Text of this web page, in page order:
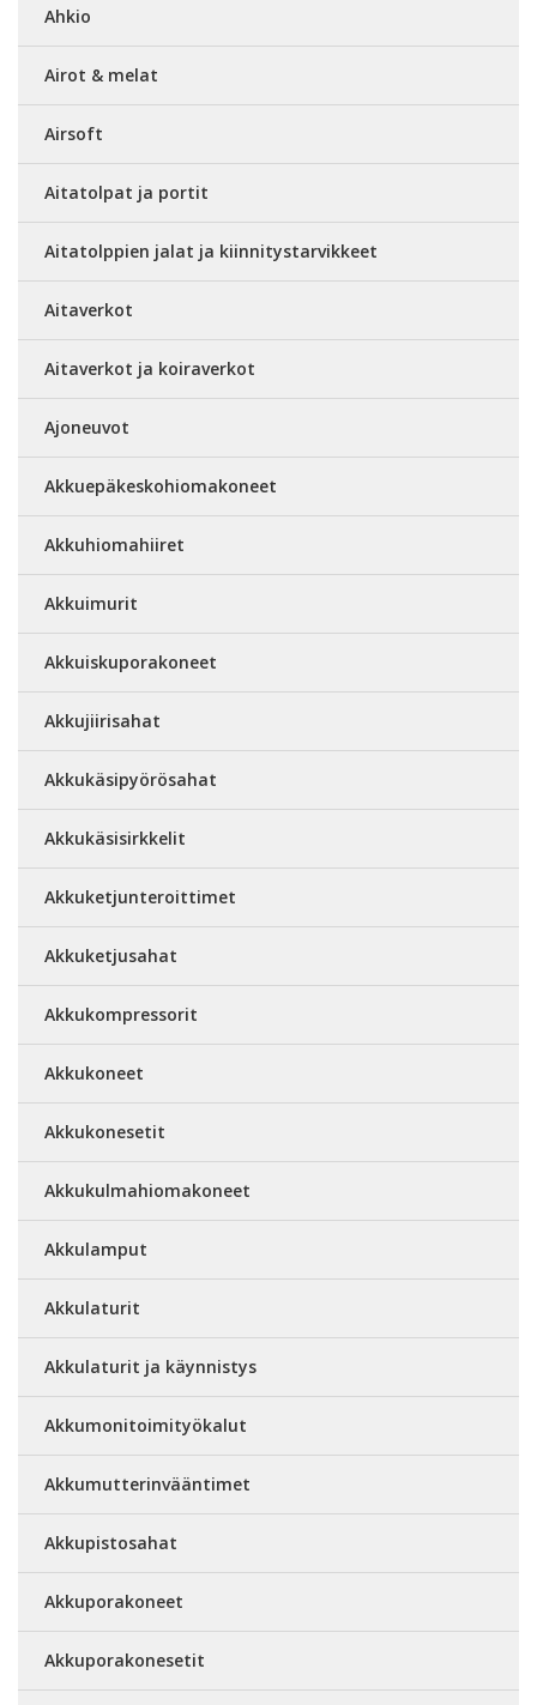
Ahkio
Airot & melat
Airsoft
Aitatolpat ja portit
Aitatolppien jalat ja kiinnitystarvikkeet
Aitaverkot
Aitaverkot ja koiraverkot
Ajoneuvot
Akkuepäkeskohiomakoneet
Akkuhiomahiiret
Akkuimurit
Akkuiskuporakoneet
Akkujiirisahat
Akkukäsipyörösahat
Akkukäsisirkkelit
Akkuketjunteroittimet
Akkuketjusahat
Akkukompressorit
Akkukoneet
Akkukonesetit
Akkukulmahiomakoneet
Akkulamput
Akkulaturit
Akkulaturit ja käynnistys
Akkumonitoimityökalut
Akkumutterinvääntimet
Akkupistosahat
Akkuporakoneet
Akkuporakonesetit